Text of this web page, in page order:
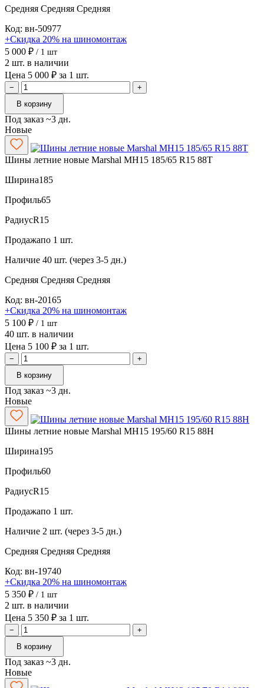
Средняя Средняя Средняя
Код: вн-50977
+Скидка 20% на шиномонтаж
5 000 ₽ / 1 шт
2 шт. в наличии
Цена 5 000 ₽ за 1 шт.
−
+
В корзину
Под заказ ~3 дн.
Новые
Шины летние новые Marshal MH15 185/65 R15 88T
Ширина185
Профиль65
РадиусR15
Продажапо 1 шт.
Наличие 40 шт. (через 3-5 дн.)
Средняя Средняя Средняя
Код: вн-20165
+Скидка 20% на шиномонтаж
5 100 ₽ / 1 шт
40 шт. в наличии
Цена 5 100 ₽ за 1 шт.
−
+
В корзину
Под заказ ~3 дн.
Новые
Шины летние новые Marshal MH15 195/60 R15 88H
Ширина195
Профиль60
РадиусR15
Продажапо 1 шт.
Наличие 2 шт. (через 3-5 дн.)
Средняя Средняя Средняя
Код: вн-19740
+Скидка 20% на шиномонтаж
5 350 ₽ / 1 шт
2 шт. в наличии
Цена 5 350 ₽ за 1 шт.
−
+
В корзину
Под заказ ~3 дн.
Новые